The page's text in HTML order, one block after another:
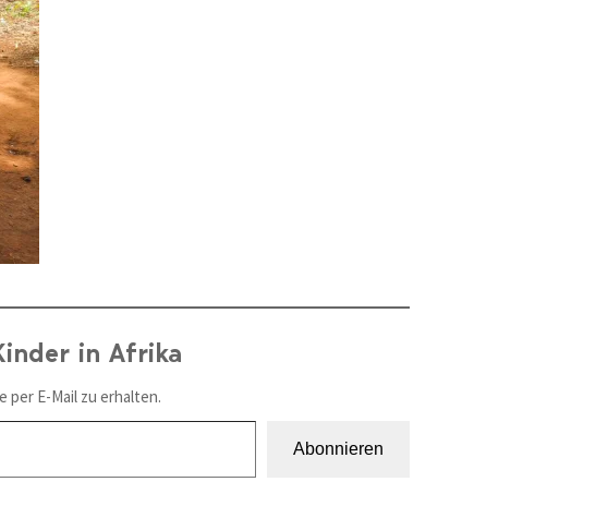
in Afrika
per E-Mail zu erhalten.
Abonnieren